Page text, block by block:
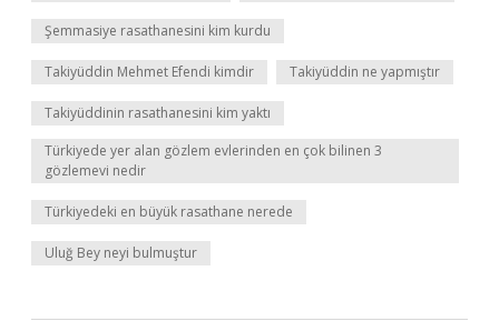
Şemmasiye rasathanesini kim kurdu
Takiyüddin Mehmet Efendi kimdir Takiyüddin ne yapmıştır
Takiyüddinin rasathanesini kim yaktı
Türkiyede yer alan gözlem evlerinden en çok bilinen 3
gözlemevi nedir
Türkiyedeki en büyük rasathane nerede
Uluğ Bey neyi bulmuştur